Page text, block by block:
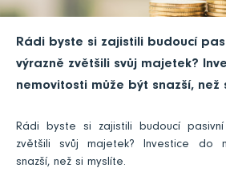
Rádi byste si zajistili budoucí
výrazně zvětšili svůj majetek?
nemovitosti může být snazší, než
Rádi byste si zajistili budoucí
zvětšili svůj majetek? Investice do
snazší, než si myslíte.